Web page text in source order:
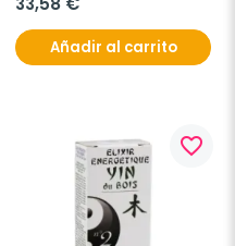
Añadir al carrito
favorite_border